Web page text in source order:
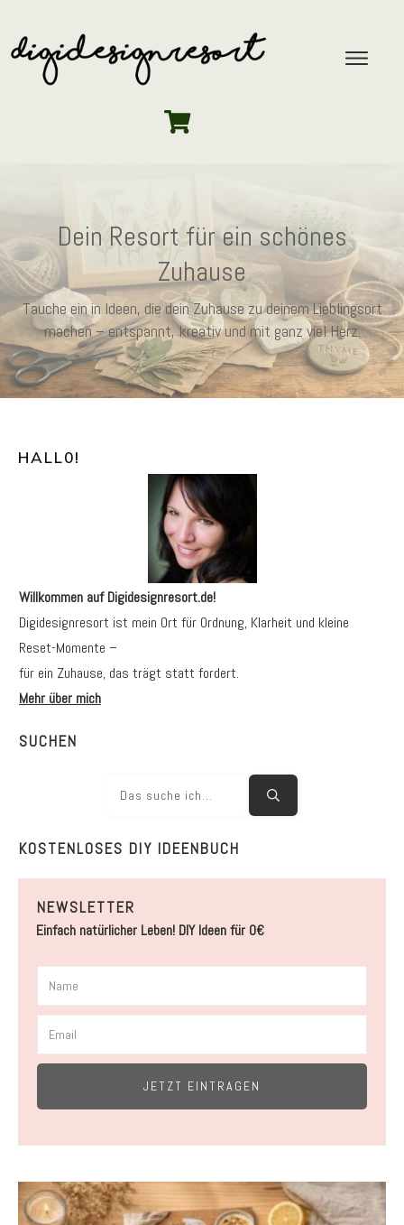
Dein Resort für ein schönes
Zuhause
Tauche ein in Ideen, die dein Zuhause zu deinem Lieblingsort
machen – entspannt, kreativ und mit ganz viel Herz.
HALL0!
Willkommen auf Digidesignresort.de!
Digidesignresort ist mein Ort für Ordnung, Klarheit und kleine
Reset-Momente –
für ein Zuhause, das trägt statt fordert.
Mehr über mich
SUCHEN
KOSTENLOSES DIY IDEENBUCH
NEWSLETTER
Einfach natürlicher Leben! DIY Ideen für 0€
JETZT EINTRAGEN